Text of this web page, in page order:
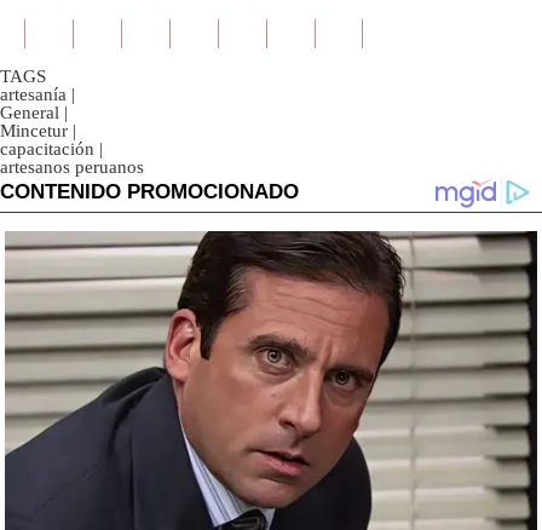
TAGS
artesanía |
General |
Mincetur |
capacitación |
artesanos peruanos